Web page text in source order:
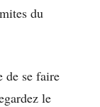
du
de se faire
le